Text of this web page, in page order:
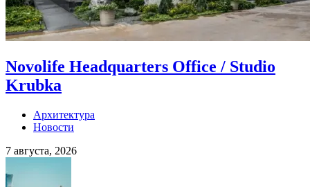
Novolife Headquarters Office / Studio
Krubka
Архитектура
Новости
7 августа, 2026